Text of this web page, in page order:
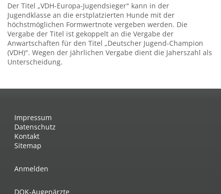
Der Titel „VDH-Europa-Jugendsieger" kann in der
Jugendklasse an die erstplatzierten Hunde mit der
höchstmöglichen Formwertnote vergeben werden. Die
Vergabe der Titel ist gekoppelt an die Vergabe der
Anwartschaften für den Titel „Deutscher Jugend-Champion
(VDH)". Wegen der jährlichen Vergabe dient die Jaherszahl als
Unterscheidung.
Impressum
Datenschutz
Kontakt
Sitemap
Anmelden
DOK-Augenärzte